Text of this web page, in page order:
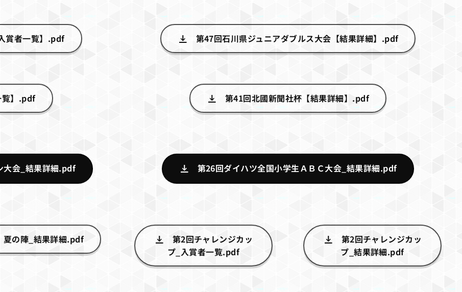
賞者一覧】.pdf
覧】.pdf
第47回石川県ジュニアダブルス大会【結果詳細】.pdf
第41回北國新聞社杯【結果詳細】.pdf
大会_結果詳細.pdf 第26回ダイハツ全国小学生ＡＢＣ大会_結果詳細.pdf
夏の陣_結果詳細.pdf
第2回チャレンジカッ
プ_入賞者一覧.pdf
第2回チャレンジカッ
プ_結果詳細.pdf